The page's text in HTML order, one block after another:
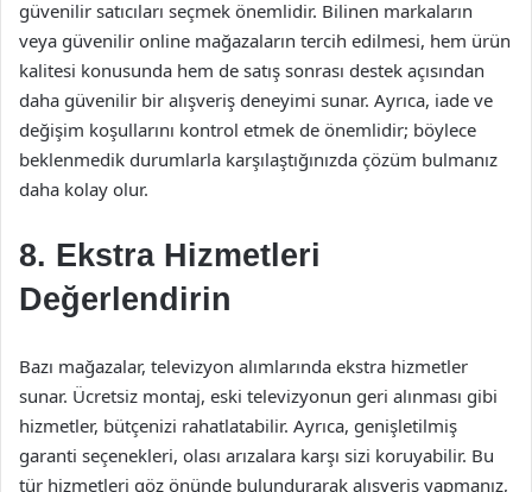
güvenilir satıcıları seçmek önemlidir. Bilinen markaların
veya güvenilir online mağazaların tercih edilmesi, hem ürün
kalitesi konusunda hem de satış sonrası destek açısından
daha güvenilir bir alışveriş deneyimi sunar. Ayrıca, iade ve
değişim koşullarını kontrol etmek de önemlidir; böylece
beklenmedik durumlarla karşılaştığınızda çözüm bulmanız
daha kolay olur.
8. Ekstra Hizmetleri
Değerlendirin
Bazı mağazalar, televizyon alımlarında ekstra hizmetler
sunar. Ücretsiz montaj, eski televizyonun geri alınması gibi
hizmetler, bütçenizi rahatlatabilir. Ayrıca, genişletilmiş
garanti seçenekleri, olası arızalara karşı sizi koruyabilir. Bu
tür hizmetleri göz önünde bulundurarak alışveriş yapmanız,